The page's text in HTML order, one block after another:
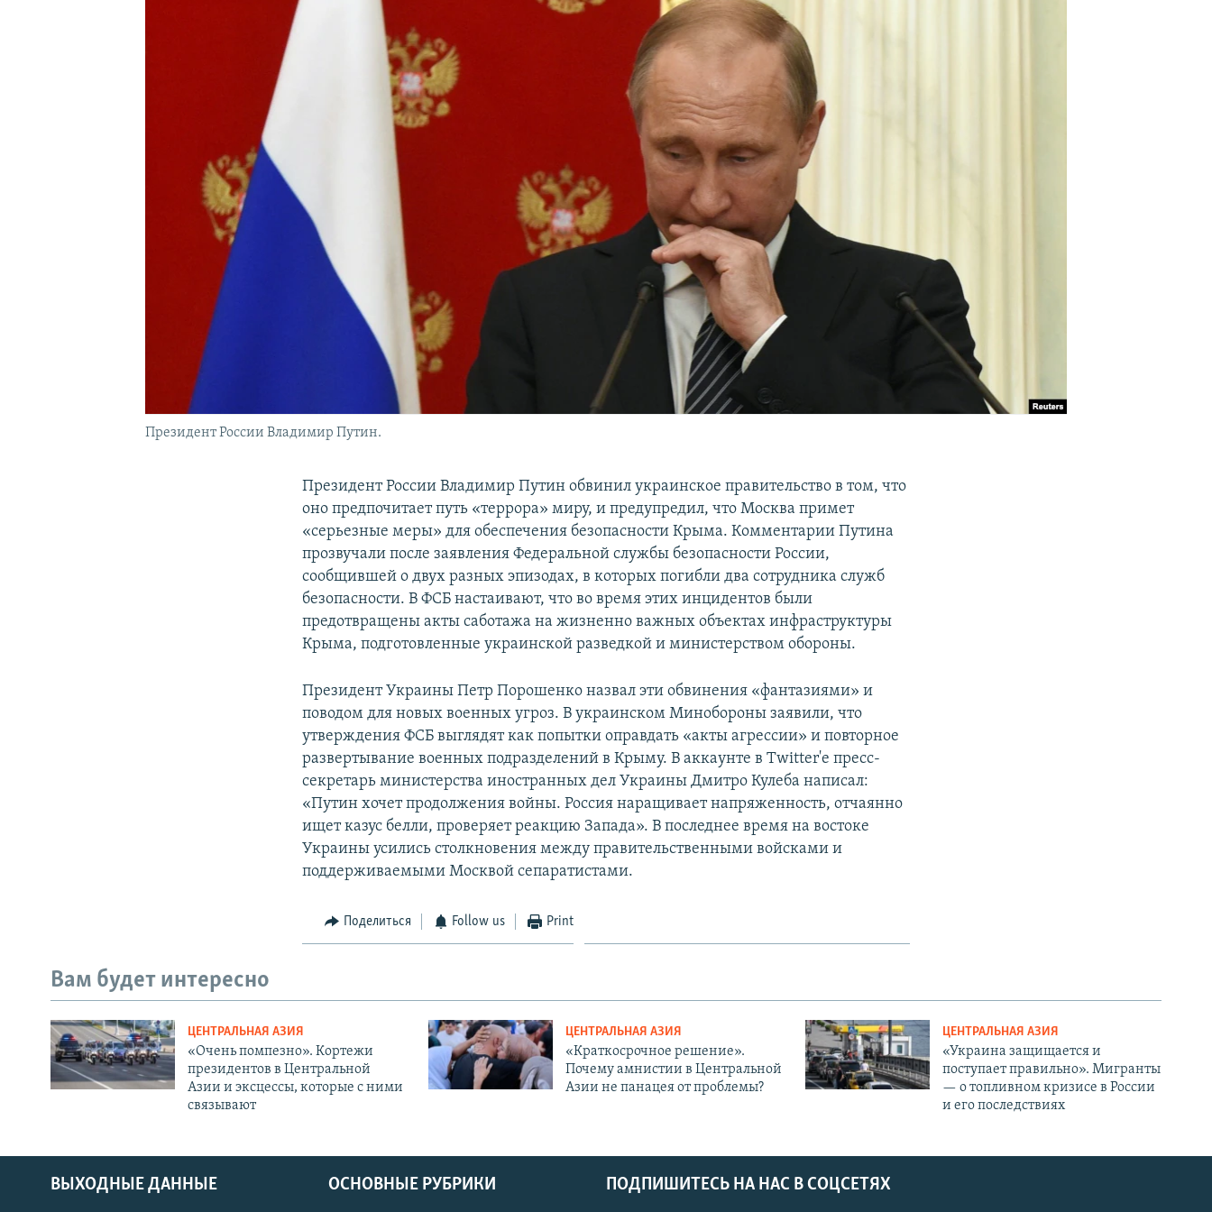
Президент России Владимир Путин.
Президент России Владимир Путин обвинил украинское правительство в том, что
оно предпочитает путь «террора» миру, и предупредил, что Москва примет
«серьезные меры» для обеспечения безопасности Крыма. Комментарии Путина
прозвучали после заявления Федеральной службы безопасности России,
сообщившей о двух разных эпизодах, в которых погибли два сотрудника служб
безопасности. В ФСБ настаивают, что во время этих инцидентов были
предотвращены акты саботажа на жизненно важных объектах инфраструктуры
Крыма, подготовленные украинской разведкой и министерством обороны.
Президент Украины Петр Порошенко назвал эти обвинения «фантазиями» и
поводом для новых военных угроз. В украинском Минобороны заявили, что
утверждения ФСБ выглядят как попытки оправдать «акты агрессии» и повторное
развертывание военных подразделений в Крыму. В аккаунте в Twitter'е пресс-
секретарь министерства иностранных дел Украины Дмитро Кулеба написал:
«Путин хочет продолжения войны. Россия наращивает напряженность, отчаянно
ищет казус белли, проверяет реакцию Запада». В последнее время на востоке
Украины усились столкновения между правительственными войсками и
поддерживаемыми Москвой сепаратистами.
Поделиться Follow us Print
Вам будет интересно
ЦЕНТРАЛЬНАЯ АЗИЯ
«Очень помпезно». Кортежи
президентов в Центральной
Азии и эксцессы, которые с ними
связывают
ЦЕНТРАЛЬНАЯ АЗИЯ
«Краткосрочное решение».
Почему амнистии в Центральной
Азии не панацея от проблемы?
ЦЕНТРАЛЬНАЯ АЗИЯ
«Украина защищается и
поступает правильно». Мигранты
— о топливном кризисе в России
и его последствиях
ПОДПИШИТЕСЬ НА НАС В СОЦСЕТЯХ
ВЫХОДНЫЕ ДАННЫЕ ОСНОВНЫЕ РУБРИКИ